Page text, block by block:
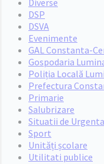
Diverse
DSP
DSVA
Evenimente
GAL Constanta-
Gospodaria
Poliția Locală
Prefectura
Primarie
Salubrizare
Situatii de Urgenta
Sport
Unități școlare
Utilitati publice